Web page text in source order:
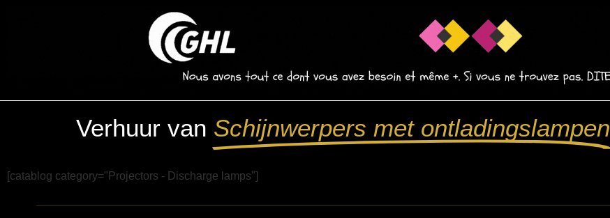
Verhuur van Schijnwerpers met ontladingslampen
[catablog category="Projectors - Discharge lamps"]